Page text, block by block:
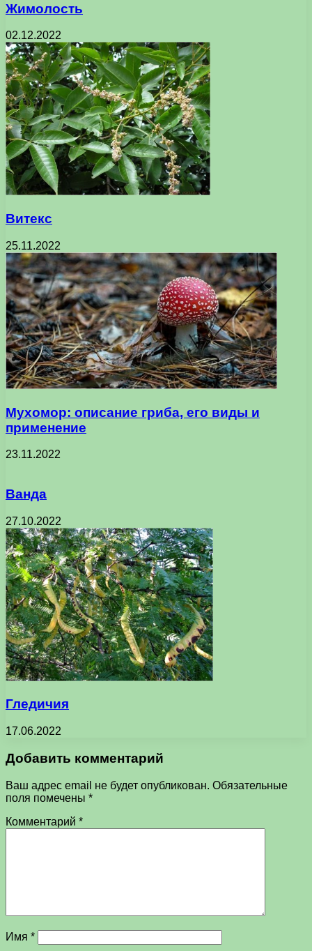
Жимолость
02.12.2022
Витекс
25.11.2022
Мухомор: описание гриба, его виды и
применение
23.11.2022
Ванда
27.10.2022
Гледичия
17.06.2022
Добавить комментарий
Ваш адрес email не будет опубликован. Обязательные
поля помечены *
Комментарий *
Имя *